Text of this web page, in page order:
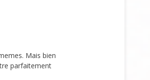
Mais bien
parfaitement